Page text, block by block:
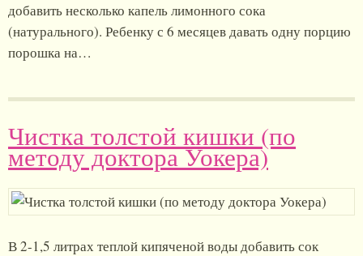
добавить несколько капель лимонного сока
(натурального). Ребенку с 6 месяцев давать одну порцию
порошка на…
Чистка толстой кишки (по
методу доктора Уокера)
В 2-1,5 литрах теплой кипяченой воды добавить сок